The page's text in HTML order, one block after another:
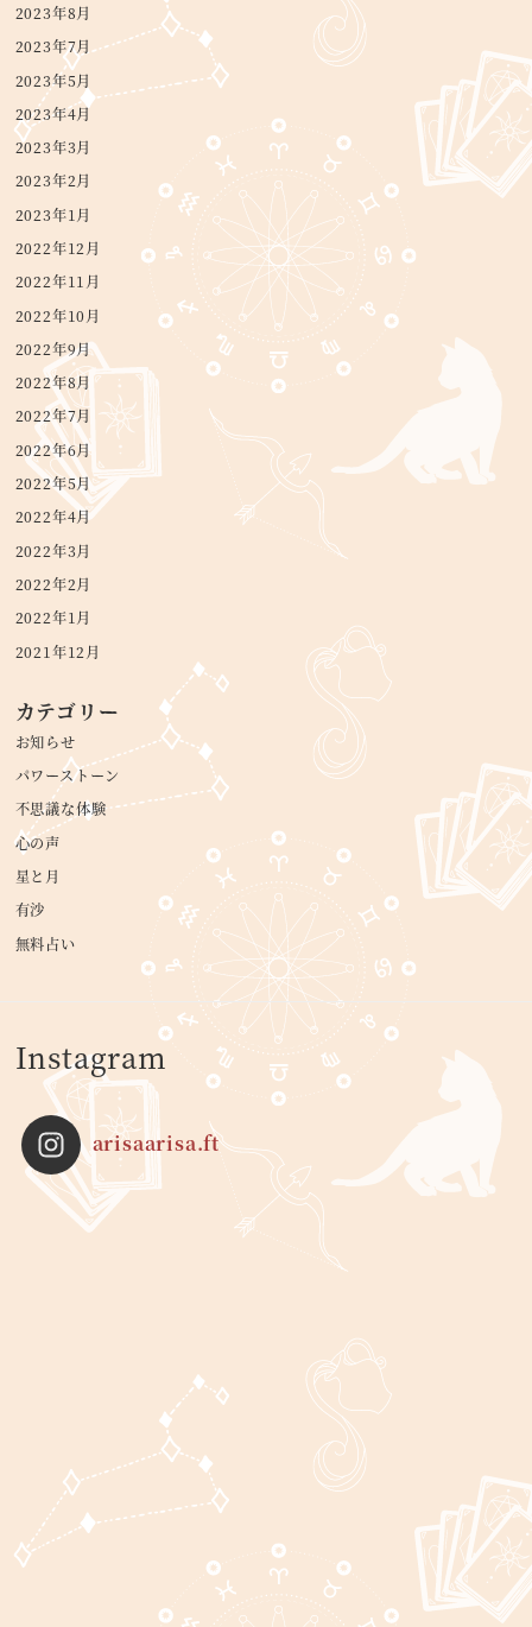
2023年8月
2023年7月
2023年5月
2023年4月
2023年3月
2023年2月
2023年1月
2022年12月
2022年11月
2022年10月
2022年9月
2022年8月
2022年7月
2022年6月
2022年5月
2022年4月
2022年3月
2022年2月
2022年1月
2021年12月
カテゴリー
お知らせ
パワーストーン
不思議な体験
心の声
星と月
有沙
無料占い
Instagram
arisaarisa.ft